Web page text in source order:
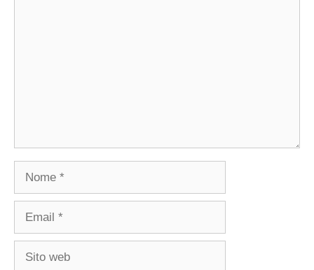
Nome
Email
Sito